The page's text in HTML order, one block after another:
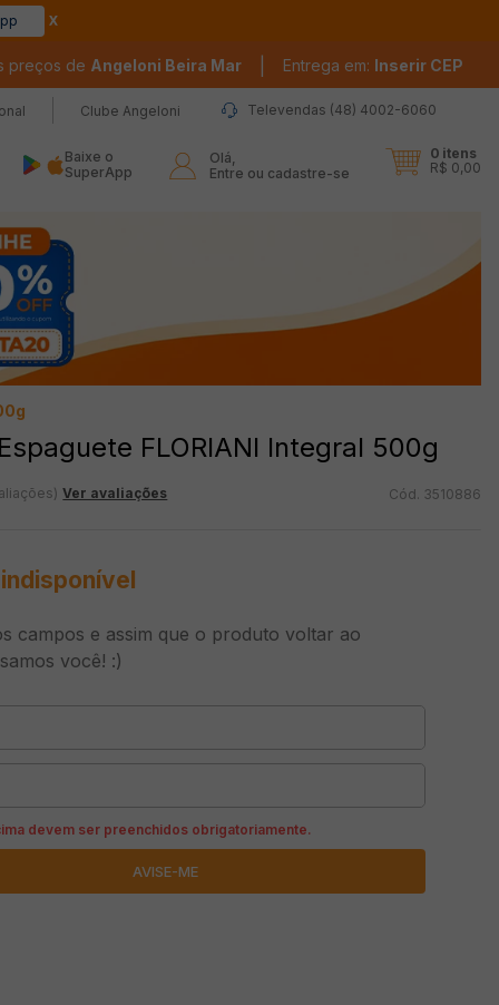
preços de Angeloni Beira Mar Entrega em: Inserir CEP
Clube Angeloni Televendas (48) 4002-6060
Baixe o
SuperApp
Olá,
Entre ou cadastre-se
0 itens
R$ 0,00
FLORIANI Integral 500g
Ver avaliações 3510886
campos e assim que o produto voltar ao
você! :)